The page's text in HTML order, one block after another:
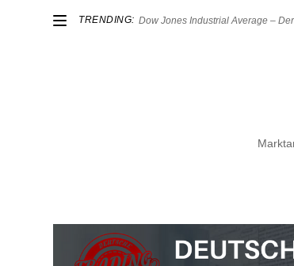
TRENDING: Dow Jones Industrial Average – Der